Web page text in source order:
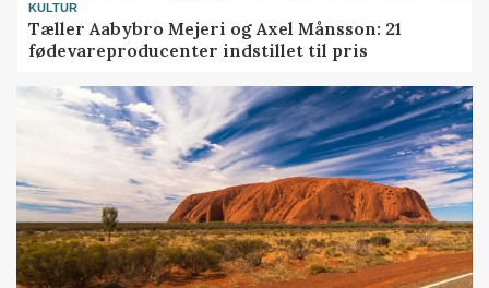
KULTUR
Tæller Aabybro Mejeri og Axel Månsson: 21
fødevareproducenter indstillet til pris